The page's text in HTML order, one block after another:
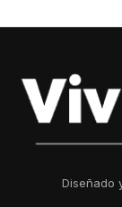
Diseñado